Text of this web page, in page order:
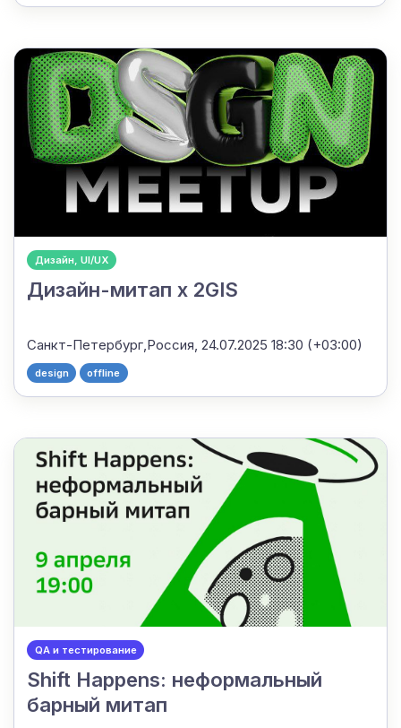
Дизайн, UI/UX
Дизайн-митап x 2GIS
Санкт-Петербург,Россия,24.07.2025 18:30 (+03:00)
design offline
QA и тестирование
Shift Happens: неформальный
барный митап